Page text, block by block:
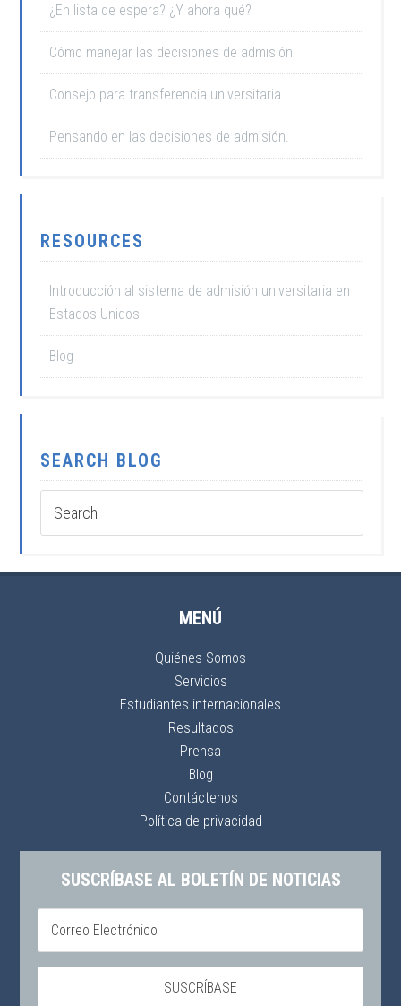
¿En lista de espera? ¿Y ahora qué?
Cómo manejar las decisiones de admisión
Consejo para transferencia universitaria
Pensando en las decisiones de admisión.
RESOURCES
Introducción al sistema de admisión universitaria en
Estados Unidos
Blog
SEARCH BLOG
MENÚ
Quiénes Somos
Servicios
Estudiantes internacionales
Resultados
Prensa
Blog
Contáctenos
Política de privacidad
SUSCRÍBASE AL BOLETÍN DE NOTICIAS